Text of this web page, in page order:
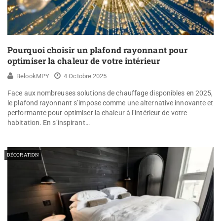
Pourquoi choisir un plafond rayonnant pour
optimiser la chaleur de votre intérieur
BelookMPY 4 Octobre 2025
Face aux nombreuses solutions de chauffage disponibles en 2025,
le plafond rayonnant s’impose comme une alternative innovante et
performante pour optimiser la chaleur à l’intérieur de votre
habitation. En s’inspirant…
DÉCORATION